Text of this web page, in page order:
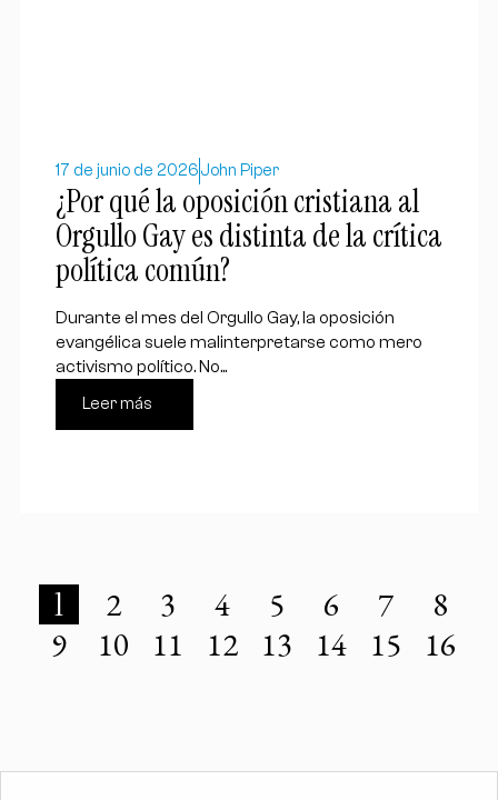
17 de junio de 2026John Piper
¿Por qué la oposición cristiana al
Orgullo Gay es distinta de la crítica
política común?
Durante el mes del Orgullo Gay, la oposición
evangélica suele malinterpretarse como mero
activismo político. No...
Leer más
1 2 3 4 5 6 7
8
9
10 11 12 13 14 15 16